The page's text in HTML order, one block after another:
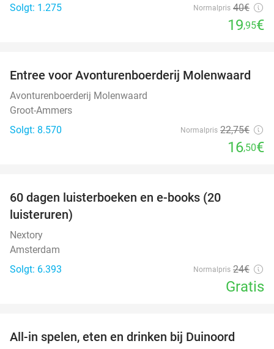
Solgt: 1.275
Normalpris 40€
19,95€
27%
Entree voor Avonturenboerderij Molenwaard
Avonturenboerderij Molenwaard
Groot-Ammers
Solgt: 8.570
Normalpris 22,75€
16,50€
60 dagen luisterboeken en e-books (20
luisteruren)
Nextory
Amsterdam
Solgt: 6.393
Normalpris 24€
Gratis
All-in spelen, eten en drinken bij Duinoord